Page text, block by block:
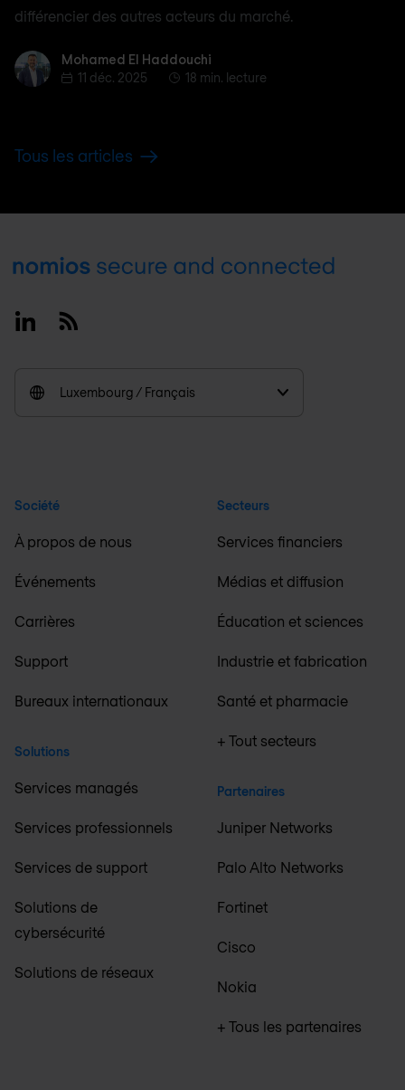
différencier des autres acteurs du marché.
Mohamed El Haddouchi
Mohamed El Haddouchi
11 déc. 2025
18 min. lecture
Tous les articles
Footer
LinkedinRSS
Luxembourg / Français
Société
À propos de nous
Événements
Carrières
Support
Bureaux internationaux
Solutions
Services managés
Services professionnels
Services de support
Solutions de
cybersécurité
Solutions de réseaux
Secteurs
Services financiers
Médias et diffusion
Éducation et sciences
Industrie et fabrication
Santé et pharmacie
+ Tout secteurs
Partenaires
Juniper Networks
Palo Alto Networks
Fortinet
Cisco
Nokia
+ Tous les partenaires